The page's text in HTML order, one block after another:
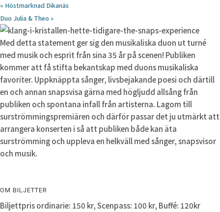
« Höstmarknad Dikanäs
Duo Julia & Theo»
Med detta statement ger sig den musikaliska duon ut turné
med musik och esprit från sina 35 år på scenen! Publiken
kommer att få stifta bekantskap med duons musikaliska
favoriter. Uppknäppta sånger, livsbejakande poesi och därtill
en och annan snapsvisa gärna med högljudd allsång från
publiken och spontana infall från artisterna. Lagom till
surströmmingspremiären och därför passar det ju utmärkt att
arrangera konserten i så att publiken både kan äta
surströmming och uppleva en helkväll med sånger, snapsvisor
och musik.
OM BILJETTER
Biljettpris ordinarie: 150 kr, Scenpass: 100 kr, Buffé: 120kr